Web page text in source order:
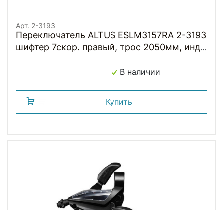
Арт. 2-3193
Переключатель ALTUS ESLM3157RA 2-3193
шифтер 7скор. правый, трос 2050мм, инд.
В наличии
Купить